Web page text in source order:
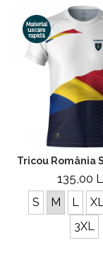
Tricou România
135,00
S M L
3XL